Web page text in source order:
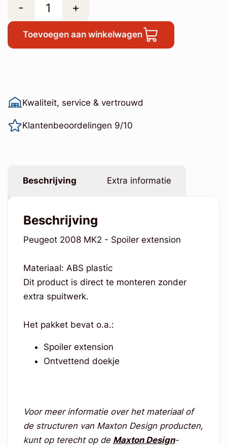
- +
Toevoegen aan winkelwagen
Kwaliteit, service & vertrouwd
Klantenbeoordelingen 9/10
Beschrijving Extra informatie
Beschrijving
Peugeot 2008 MK2 - Spoiler extension
Materiaal: ABS plastic
Dit product is direct te monteren zonder
extra spuitwerk.
Het pakket bevat o.a.:
Spoiler extension
Ontvettend doekje
Voor meer informatie over het materiaal of
de structuren van Maxton Design producten,
kunt op terecht op de Maxton Design-